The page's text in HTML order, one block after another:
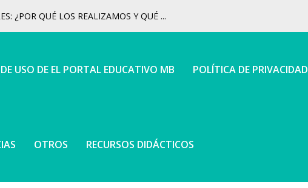
¿POR QUÉ LOS REALIZAMOS Y QUÉ ...
USO DE EL PORTAL EDUCATIVO MB POLÍTICA DE PRIVACIDAD
OTROS RECURSOS DIDÁCTICOS